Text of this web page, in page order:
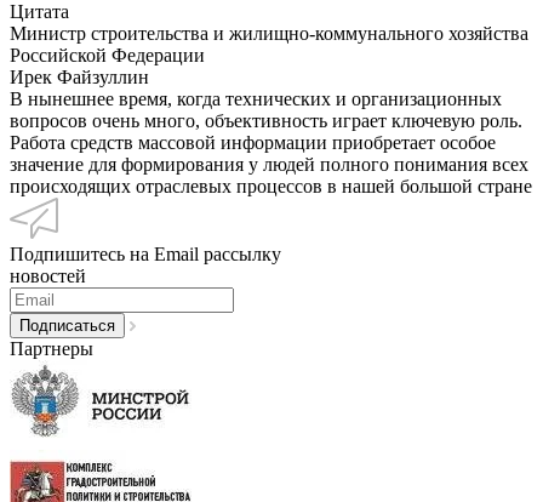
Цитата
Министр строительства и жилищно-коммунального хозяйства
Российской Федерации
Ирек Файзуллин
В нынешнее время, когда технических и организационных
вопросов очень много, объективность играет ключевую роль.
Работа средств массовой информации приобретает особое
значение для формирования у людей полного понимания всех
происходящих отраслевых процессов в нашей большой стране
Подпишитесь на Email рассылку
новостей
Партнеры